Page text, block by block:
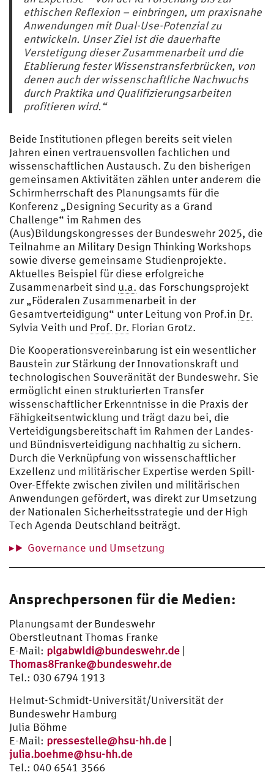
ethischen Reflexion – einbringen, um praxisnahe
Anwendungen mit Dual-Use-Potenzial zu
entwickeln. Unser Ziel ist die dauerhafte
Verstetigung dieser Zusammenarbeit und die
Etablierung fester Wissenstransferbrücken, von
denen auch der wissenschaftliche Nachwuchs
durch Praktika und Qualifizierungsarbeiten
profitieren wird.“
Beide Institutionen pflegen bereits seit vielen
Jahren einen vertrauensvollen fachlichen und
wissenschaftlichen Austausch. Zu den bisherigen
gemeinsamen Aktivitäten zählen unter anderem die
Schirmherrschaft des Planungsamts für die
Konferenz „Designing Security as a Grand
Challenge“ im Rahmen des
(Aus)Bildungskongresses der Bundeswehr 2025, die
Teilnahme an Military Design Thinking Workshops
sowie diverse gemeinsame Studienprojekte.
Aktuelles Beispiel für diese erfolgreiche
Zusammenarbeit sind u.a. das Forschungsprojekt
zur „Föderalen Zusammenarbeit in der
Gesamtverteidigung“ unter Leitung von Prof.in Dr.
Sylvia Veith und Prof. Dr. Florian Grotz.
Die Kooperationsvereinbarung ist ein wesentlicher
Baustein zur Stärkung der Innovationskraft und
technologischen Souveränität der Bundeswehr. Sie
ermöglicht einen strukturierten Transfer
wissenschaftlicher Erkenntnisse in die Praxis der
Fähigkeitsentwicklung und trägt dazu bei, die
Verteidigungsbereitschaft im Rahmen der Landes-
und Bündnisverteidigung nachhaltig zu sichern.
Durch die Verknüpfung von wissenschaftlicher
Exzellenz und militärischer Expertise werden Spill-
Over-Effekte zwischen zivilen und militärischen
Anwendungen gefördert, was direkt zur Umsetzung
der Nationalen Sicherheitsstrategie und der High
Tech Agenda Deutschland beiträgt.
Governance und Umsetzung
Ansprechpersonen für die Medien:
Planungsamt der Bundeswehr
Oberstleutnant Thomas Franke
E-Mail: plgabwldi@bundeswehr.de
Thomas8Franke@bundeswehr.de
Tel.: 030 6794 1913
Helmut-Schmidt-Universität/Universität der
Bundeswehr Hamburg
Julia Böhme
E-Mail: pressestelle@hsu-hh.de
julia.boehme@hsu-hh.de
Tel.: 040 6541 3566